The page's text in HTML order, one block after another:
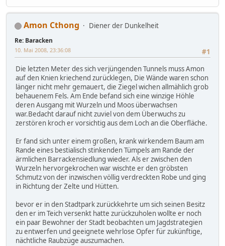
Amon Cthong Diener der Dunkelheit
Re: Baracken
#1
10. Mai 2008, 23:36:08
Die letzten Meter des sich verjüngenden Tunnels muss Amon
auf den Knien kriechend zurücklegen, Die Wände waren schon
länger nicht mehr gemauert, die Ziegel wichen allmählich grob
behauenem Fels. Am Ende befand sich eine winzige Höhle
deren Ausgang mit Wurzeln und Moos überwachsen
war.Bedacht darauf nicht zuviel von dem Überwuchs zu
zerstören kroch er vorsichtig aus dem Loch an die Oberfläche.
Er fand sich unter einem großen, krank wirkendem Baum am
Rande eines bestialisch stinkenden Tümpels am Rande der
ärmlichen Barrackensiedlung wieder. Als er zwischen den
Wurzeln hervorgekrochen war wischte er den gröbsten
Schmutz von der inzwischen völlig verdreckten Robe und ging
in Richtung der Zelte und Hütten.
bevor er in den Stadtpark zurückkehrte um sich seinen Besitz
den er im Teich versenkt hatte zurückzuholen wollte er noch
ein paar Bewohner der Stadt beobachten um Jagdstrategien
zu entwerfen und geeignete wehrlose Opfer für zukünftige,
nächtliche Raubzüge auszumachen.